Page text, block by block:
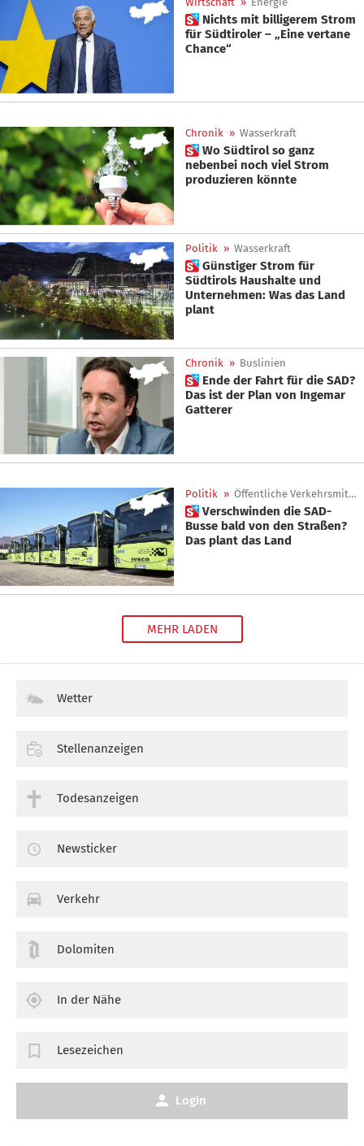
 Nichts mit billigerem Strom
für Südtiroler – „Eine vertane
Chance“
Chronik » Wasserkraft
 Wo Südtirol so ganz
nebenbei noch viel Strom
produzieren könnte
Politik » Wasserkraft
 Günstiger Strom für
Südtirols Haushalte und
Unternehmen: Was das Land
plant
Chronik » Buslinien
 Ende der Fahrt für die SAD?
Das ist der Plan von Ingemar
Gatterer
Politik » Öffentliche Verkehrsmittel
 Verschwinden die SAD-
Busse bald von den Straßen?
Das plant das Land
MEHR LADEN
Wetter
Stellenanzeigen
Todesanzeigen
Newsticker
Verkehr
Dolomiten
In der Nähe
Lesezeichen
Login